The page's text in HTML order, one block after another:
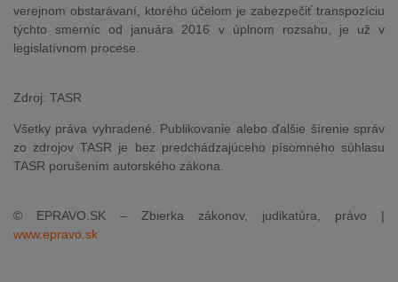
verejnom obstarávaní, ktorého účelom je zabezpečiť transpozíciu
týchto smerníc od januára 2016 v úplnom rozsahu, je už v
legislatívnom procese.
Zdroj: TASR
Všetky práva vyhradené. Publikovanie alebo ďalšie šírenie správ
zo zdrojov TASR je bez predchádzajúceho písomného súhlasu
TASR porušením autorského zákona.
© EPRAVO.SK – Zbierka zákonov, judikatúra, právo |
www.epravo.sk